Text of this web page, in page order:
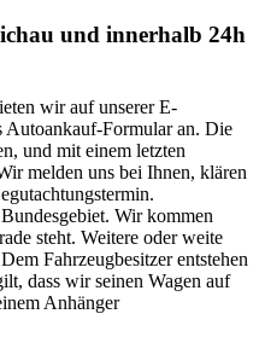
und innerhalb 24h
wir auf unserer E-
Autoankauf-Formular an. Die
und mit einem letzten
melden uns bei Ihnen, klären
Wir kommen
steht. Weitere oder weite
Fahrzeugbesitzer entstehen
dass wir seinen Wagen auf
Anhänger